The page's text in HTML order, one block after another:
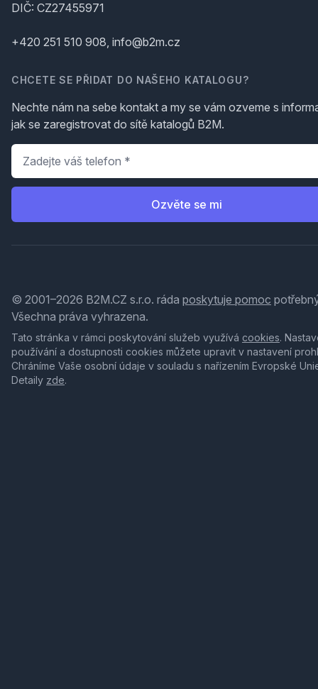
DIČ: CZ27455971
+420 251 510 908, info@b2m.cz
CHCETE SE PŘIDAT DO NAŠEHO KATALOGU?
Nechte nám na sebe kontakt a my se vám ozveme s
jak se zaregistrovat do sítě katalogů B2M.
Telefon
Ozvěte se mi
© 2001–2026 B2M.CZ s.r.o. ráda poskytuje pomoc
Všechna práva vyhrazena.
Tato stránka v rámci poskytování služeb využívá cookies.
používání a dostupnosti cookies můžete upravit v nastavení
Chráníme Vaše osobní údaje v souladu s nařízením Evropské
Detaily zde.